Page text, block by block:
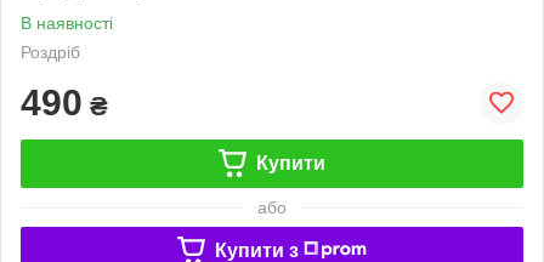
В наявності
Роздріб
490 ₴
Купити
або
Купити з